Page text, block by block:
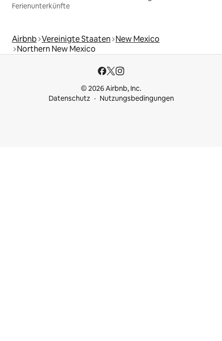
Ferienunterkünfte
Airbnb Vereinigte Staaten New Mexico
Northern New Mexico
© 2026 Airbnb, Inc.
Datenschutz
Nutzungsbedingungen